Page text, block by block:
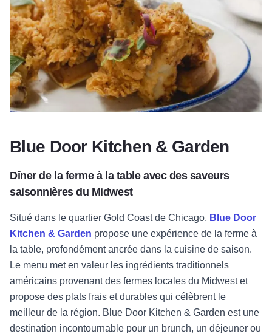
Blue Door Kitchen & Garden
Dîner de la ferme à la table avec des saveurs
saisonnières du Midwest
Situé dans le quartier Gold Coast de Chicago, Blue Door
Kitchen & Garden propose une expérience de la ferme à
la table, profondément ancrée dans la cuisine de saison.
Le menu met en valeur les ingrédients traditionnels
américains provenant des fermes locales du Midwest et
propose des plats frais et durables qui célèbrent le
meilleur de la région. Blue Door Kitchen & Garden est une
destination incontournable pour un brunch, un déjeuner ou